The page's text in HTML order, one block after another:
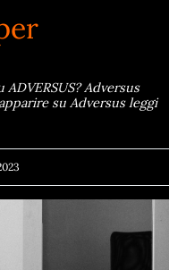
Adversus
su Adversus leggi